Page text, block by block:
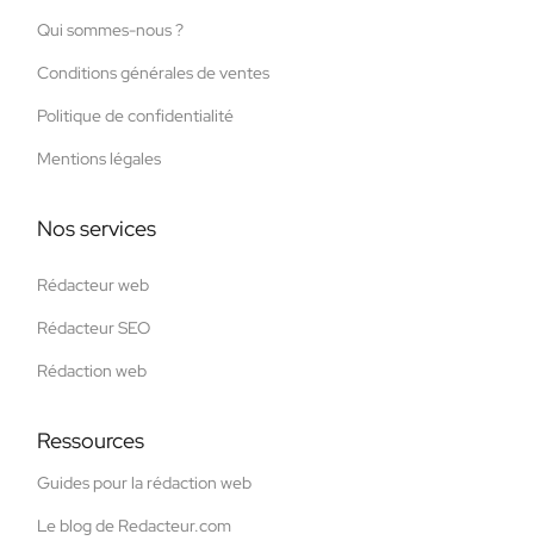
Qui sommes-nous ?
Conditions générales de ventes
Politique de confidentialité
Mentions légales
Nos services
Rédacteur web
Rédacteur SEO
Rédaction web
Ressources
Guides pour la rédaction web
Le blog de Redacteur.com